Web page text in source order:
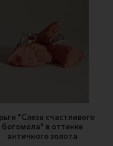
"Слеза счастливого
богомола" в оттенке
античного золота